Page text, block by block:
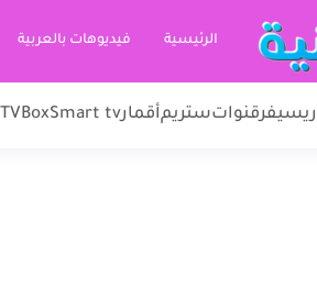
الرئيسية فيديوهات بالعربية
ريسيفرقنواتستريمأقمارSmart tv
TVBox